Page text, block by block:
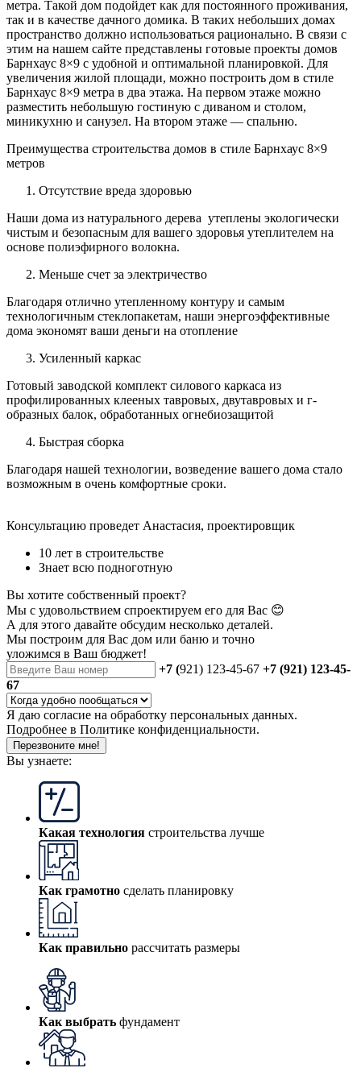
метра. Такой дом подойдет как для постоянного проживания,
так и в качестве дачного домика. В таких небольших домах
пространство должно использоваться рационально. В связи с
этим на нашем сайте представлены готовые проекты домов
Барнхаус 8×9 с удобной и оптимальной планировкой. Для
увеличения жилой площади, можно построить дом в стиле
Барнхаус 8×9 метра в два этажа. На первом этаже можно
разместить небольшую гостиную с диваном и столом,
миникухню и санузел. На втором этаже — спальню.
Преимущества строительства домов в стиле Барнхаус 8×9
метров
Отсутствие вреда здоровью
Наши дома из натурального дерева утеплены экологически
чистым и безопасным для вашего здоровья утеплителем на
основе полиэфирного волокна.
Меньше счет за электричество
Благодаря отлично утепленному контуру и самым
технологичным стеклопакетам, наши энергоэффективные
дома экономят ваши деньги на отопление
Усиленный каркас
Готовый заводской комплект силового каркаса из
профилированных клееных тавровых, двутавровых и г-
образных балок, обработанных огнебиозащитой
Быстрая сборка
Благодаря нашей технологии, возведение вашего дома стало
возможным в очень комфортные сроки.
Консультацию проведет Анастасия, проектировщик
10 лет в строительстве
Знает всю подноготную
Вы хотите собственный проект?
Мы с удовольствием спроектируем его для Вас 😊
А для этого давайте обсудим несколько деталей.
Мы построим для Вас дом или баню и точно
уложимся в Ваш бюджет!
+7 (921) 123-45-67 +7 (921) 123-45-
67
Я даю согласие на обработку персональных данных.
Подробнее в Политике конфиденциальности.
Перезвоните мне!
Вы узнаете:
Какая технология строительства лучше
Как грамотно сделать планировку
Как правильно рассчитать размеры
Как выбрать фундамент